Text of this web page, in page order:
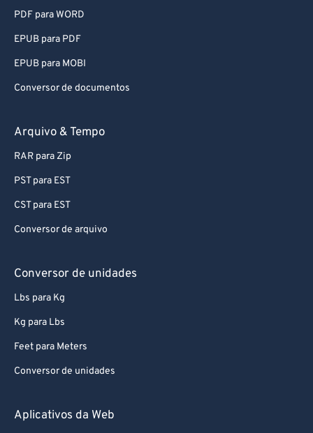
PDF para WORD
EPUB para PDF
EPUB para MOBI
Conversor de documentos
Arquivo & Tempo
RAR para Zip
PST para EST
CST para EST
Conversor de arquivo
Conversor de unidades
Lbs para Kg
Kg para Lbs
Feet para Meters
Conversor de unidades
Aplicativos da Web